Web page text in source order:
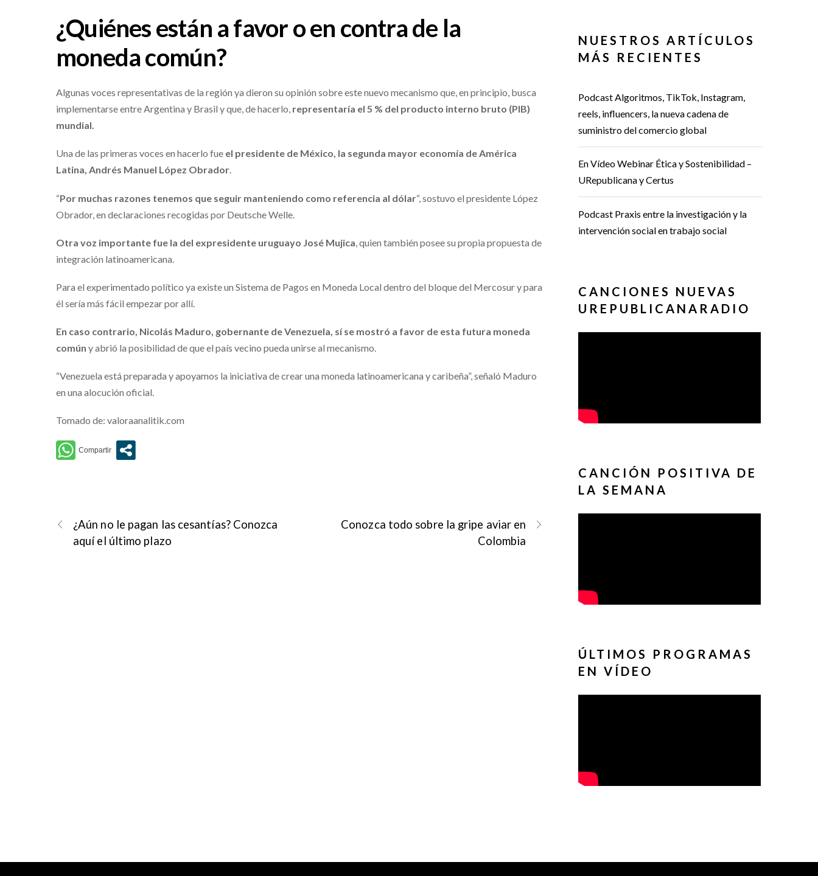
¿Quiénes están a favor o en contra de la
moneda común?
Algunas voces representativas de la región ya dieron su opinión sobre este nuevo mecanismo que, en principio, busca
implementarse entre Argentina y Brasil y que, de hacerlo, representaría el 5 % del producto interno bruto (PIB)
mundial.
Una de las primeras voces en hacerlo fue el presidente de México, la segunda mayor economía de América
Latina, Andrés Manuel López Obrador.
“Por muchas razones tenemos que seguir manteniendo como referencia al dólar“, sostuvo el presidente López
Obrador, en declaraciones recogidas por Deutsche Welle.
Otra voz importante fue la del expresidente uruguayo José Mujica , quien también posee su propia propuesta de
integración latinoamericana.
Para el experimentado político ya existe un Sistema de Pagos en Moneda Local dentro del bloque del Mercosur y para
él sería más fácil empezar por allí.
En caso contrario, Nicolás Maduro, gobernante de Venezuela, sí se mostró a favor de esta futura moneda
común y abrió la posibilidad de que el país vecino pueda unirse al mecanismo.
“Venezuela está preparada y apoyamos la iniciativa de crear una moneda latinoamericana y caribeña”, señaló Maduro
en una alocución oficial.
Tomado de: valoraanalitik.com
¿Aún no le pagan las cesantías? Conozca
aquí el último plazo
Conozca todo sobre la gripe aviar en
Colombia
NUESTROS ARTÍCULOS
MÁS RECIENTES
Podcast Algoritmos, TikTok, Instagram,
reels, influencers, la nueva cadena de
suministro del comercio global
En Vídeo Webinar Ética y Sostenibilidad –
URepublicana y Certus
Podcast Praxis entre la investigación y la
intervención social en trabajo social
CANCIONES NUEVAS
UREPUBLICANARADIO
CANCIÓN POSITIVA DE
LA SEMANA
ÚLTIMOS PROGRAMAS
EN VÍDEO